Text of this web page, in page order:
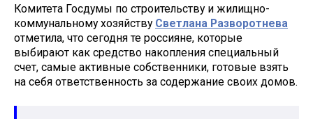
Комитета Госдумы по строительству и жилищно-
коммунальному хозяйству Светлана Разворотнева
отметила, что сегодня те россияне, которые
выбирают как средство накопления специальный
счет, самые активные собственники, готовые взять
на себя ответственность за содержание своих домов.